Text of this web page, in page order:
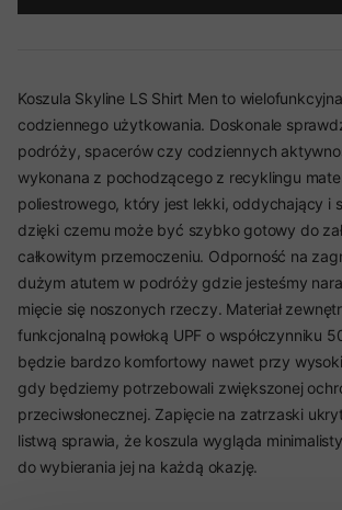
Koszula Skyline LS Shirt Men to
codziennego użytkowania. Doskonale
podróży, spacerów czy codziennych
wykonana z pochodzącego z recyklingu
poliestrowego, który jest lekki, oddychający i
dzięki czemu może być szybko gotowy do
całkowitym przemoczeniu. Odporność na
dużym atutem w podróży gdzie jesteśmy
mięcie się noszonych rzeczy. Materiał
funkcjonalną powłoką UPF o współczynniku
będzie bardzo komfortowy nawet przy
gdy będziemy potrzebowali zwiększonej
przeciwsłonecznej. Zapięcie na zatrzaski
listwą sprawia, że koszula wygląda
do wybierania jej na każdą okazję.